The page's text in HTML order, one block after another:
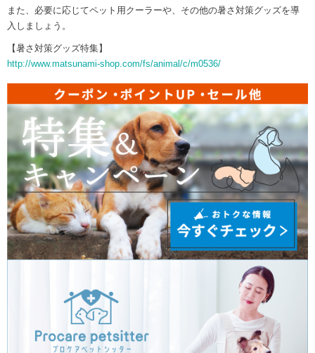
また、必要に応じてペット用クーラーや、その他の暑さ対策グッズを導
入しましょう。
【暑さ対策グッズ特集】
http://www.matsunami-shop.com/fs/animal/c/m0536/